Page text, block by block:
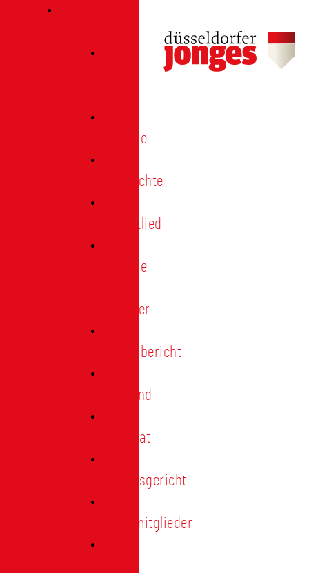
Termine
Geschichte
Heimatlied
Freunde
Förderer
Jahresbericht
Vorstand
Ehrenrat
Schiedsgericht
Ehrenmitglieder